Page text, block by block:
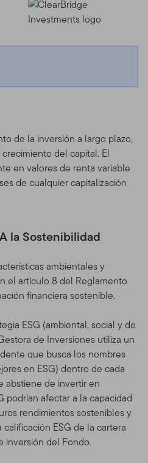
de la inversión a largo plazo,
del capital. El
en valores de renta variable
de cualquier capitalización
la Sostenibilidad
ambientales y
el artículo 8 del Reglamento
financiera sostenible.
ESG (ambiental, social y de
de Inversiones utiliza un
que busca los nombres
en ESG) dentro de cada
abstiene de invertir en
podrían afectar a la capacidad
rendimientos sostenibles y
ESG de la cartera
inversión del Fondo.